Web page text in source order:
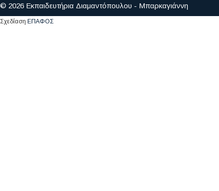
© 2026 Εκπαιδευτήρια Διαμαντόπουλου - Μπαρκαγιάννη
Σχεδίαση ΕΠΑΦΟΣ